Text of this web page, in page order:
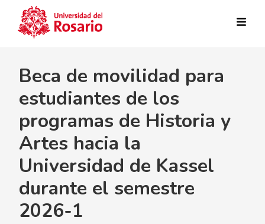
Beca de movilidad para
estudiantes de los
programas de Historia y
Artes hacia la
Universidad de Kassel
durante el semestre
2026-1